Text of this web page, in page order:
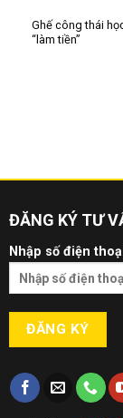
Ghế công thái
“làm tiền”
ĐĂNG KÝ TƯ
Nhập số điện